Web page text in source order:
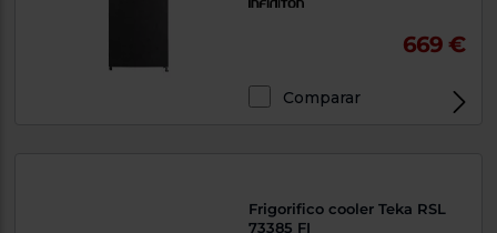
669 €
Comparar
Frigorifico cooler Teka RSL
73385 FI